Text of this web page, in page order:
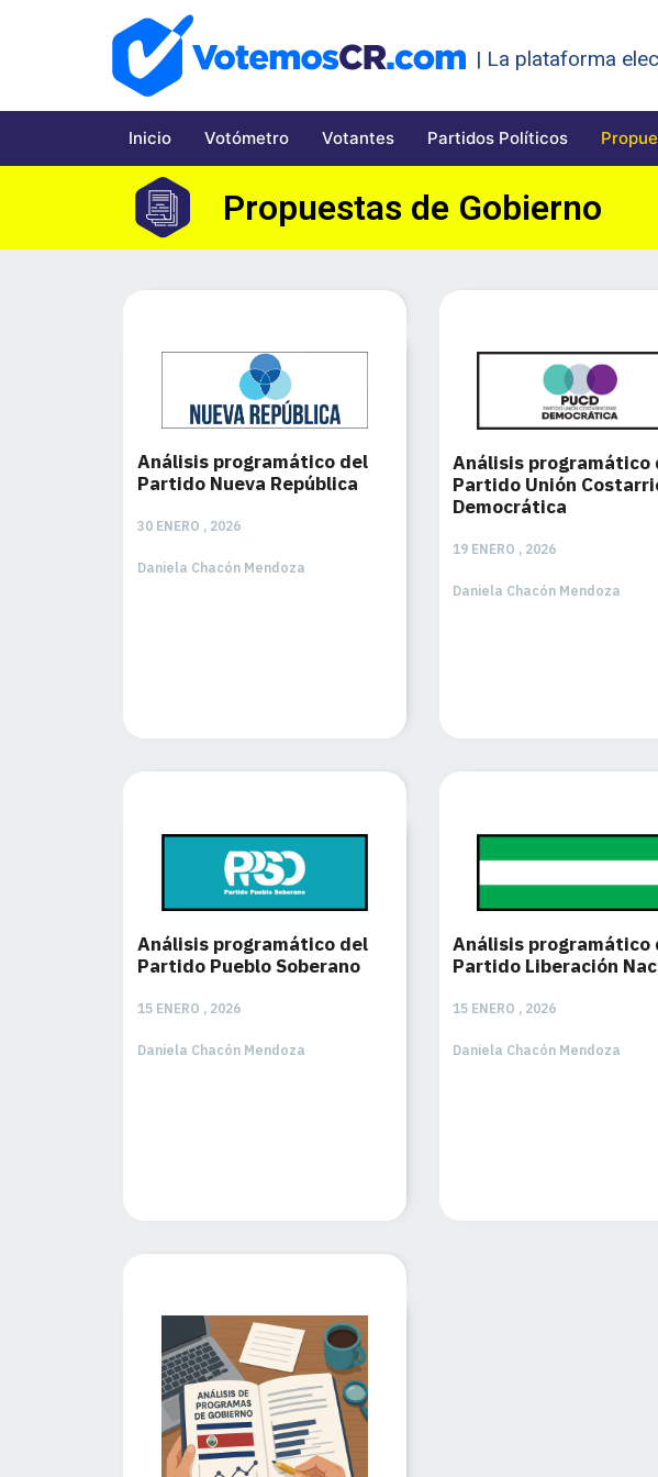
| La plataforma
Inicio Votómetro Votantes Partidos Políticos
Propuestas de Gobierno
Análisis programático del
Partido Nueva República
30 ENERO , 2026
Daniela Chacón Mendoza
Análisis programático
Partido Unión
Democrática
19 ENERO , 2026
Daniela Chacón Mendoza
Análisis programático del
Partido Pueblo Soberano
15 ENERO , 2026
Daniela Chacón Mendoza
Análisis programático
Partido Liberación
15 ENERO , 2026
Daniela Chacón Mendoza